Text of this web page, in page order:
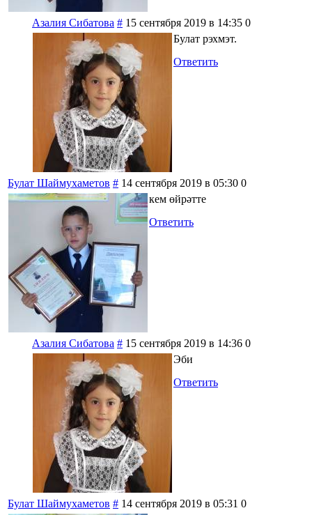
Азалия Сибатова # 15 сентября 2019 в 14:35 0
Булат рэхмэт.
Ответить
Булат Шаймухаметов # 14 сентября 2019 в 05:30 0
кем өйрәтте
Ответить
Азалия Сибатова # 15 сентября 2019 в 14:36 0
Эби
Ответить
Булат Шаймухаметов # 14 сентября 2019 в 05:31 0